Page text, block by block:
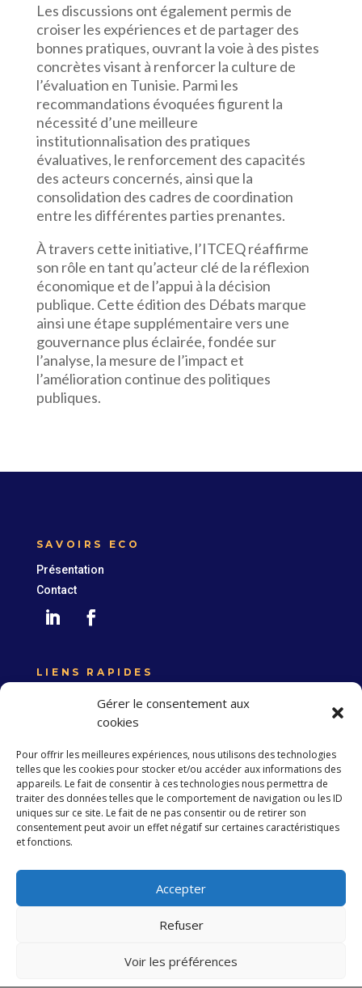
Gérer le consentement aux
cookies
Pour offrir les meilleures expériences, nous utilisons des technologies
telles que les cookies pour stocker et/ou accéder aux informations des
appareils. Le fait de consentir à ces technologies nous permettra de
traiter des données telles que le comportement de navigation ou les ID
uniques sur ce site. Le fait de ne pas consentir ou de retirer son
consentement peut avoir un effet négatif sur certaines caractéristiques
et fonctions.
Accepter
Refuser
Voir les préférences
Les discussions ont également permis de
croiser les expériences et de partager des
bonnes pratiques, ouvrant la voie à des pistes
concrètes visant à renforcer la culture de
l’évaluation en Tunisie. Parmi les
recommandations évoquées figurent la
nécessité d’une meilleure
institutionnalisation des pratiques
évaluatives, le renforcement des capacités
des acteurs concernés, ainsi que la
consolidation des cadres de coordination
entre les différentes parties prenantes.
À travers cette initiative, l’ITCEQ réaffirme
son rôle en tant qu’acteur clé de la réflexion
économique et de l’appui à la décision
publique. Cette édition des Débats marque
ainsi une étape supplémentaire vers une
gouvernance plus éclairée, fondée sur
l’analyse, la mesure de l’impact et
l’amélioration continue des politiques
publiques.
SAVOIRS ECO
Présentation
Contact
LIENS RAPIDES
Expertise France
Union européenne
S’abonner à la Newsletter
réservés